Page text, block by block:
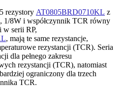
rezystory AT0805BRD0710KL z
1/8W i współczynnik TCR równy
w serii RP,
, mają te same rezystancje,
rezystancji (TCR). Seria
dla pełnego zakresu
rezystancji (TCR), natomiast
ograniczony dla trzech
TCR.